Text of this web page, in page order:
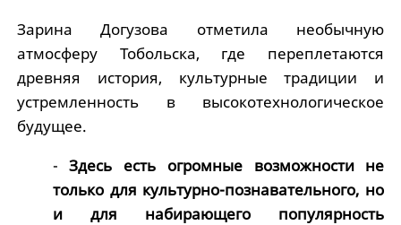
Зарина Догузова отметила необычную
атмосферу Тобольска, где переплетаются
древняя история, культурные традиции и
устремленность в высокотехнологическое
будущее.
-Здесь есть огромные возможности не
только для культурно-познавательного, но
и для набирающего популярность